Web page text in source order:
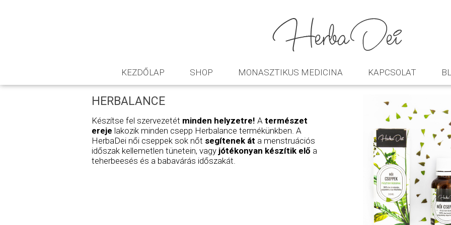
KEZDŐLAP SHOP MONASZTIKUS MEDICINA KAPCSOLAT
HERBALANCE
Készítse fel szervezetét minden helyzetre! A természet
ereje lakozik minden csepp Herbalance termékünkben. A
HerbaDei női cseppek sok nőt segítenek át a menstruációs
időszak kellemetlen tünetein, vagy jótékonyan készítik elő a
teherbeesés és a babavárás időszakát.